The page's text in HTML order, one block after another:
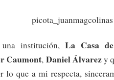
institución,La Casa
Caumont, Daniel Álvarezy
lo que a mi respecta,